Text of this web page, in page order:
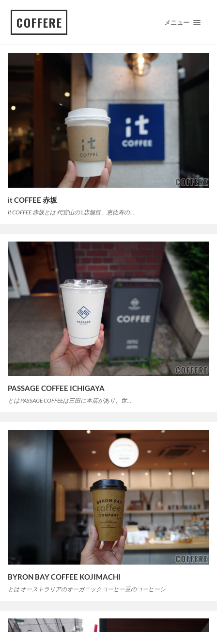
COFFERE メニュー
it COFFEE 赤坂
it COFFEE 赤坂とは 代官山の1店舗目、恵比寿の…
PASSAGE COFFEE ICHIGAYA
とは PASSAGE COFFEEは三田に本店があり、世…
BYRON BAY COFFEE KOJIMACHI
とは オーストラリアのオーガニックコーヒー豆のコーヒーシ…